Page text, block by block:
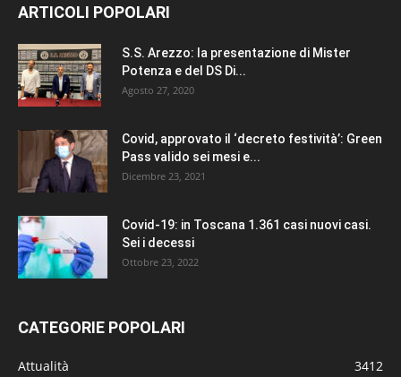
ARTICOLI POPOLARI
S.S. Arezzo: la presentazione di Mister
Potenza e del DS Di...
Agosto 27, 2020
Covid, approvato il ‘decreto festività’: Green
Pass valido sei mesi e...
Dicembre 23, 2021
Covid-19: in Toscana 1.361 casi nuovi casi.
Sei i decessi
Ottobre 23, 2022
CATEGORIE POPOLARI
Attualità
3412